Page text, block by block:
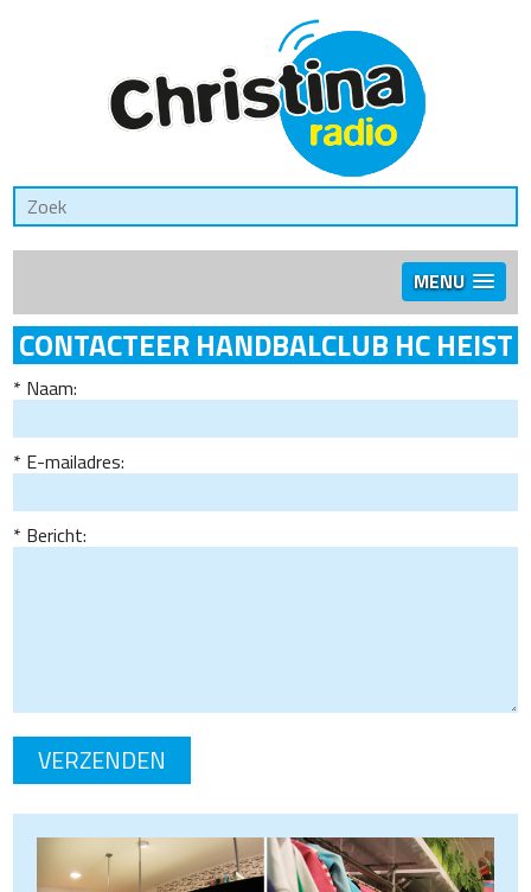
MENU
CONTACTEER HANDBALCLUB HC HEIST
Naam:
E-mailadres:
Bericht: